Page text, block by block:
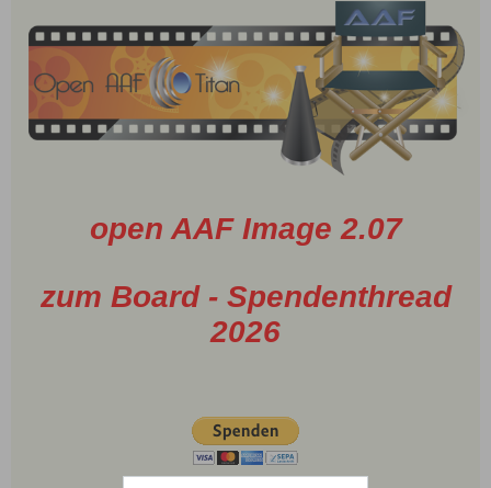
open AAF Image 2.07
zum Board - Spendenthread
2026